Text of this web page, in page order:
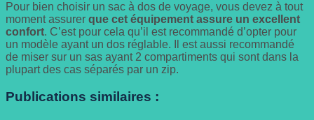
Pour bien choisir un sac à dos de voyage, vous devez à tout
moment assurer que cet équipement assure un excellent
confort. C’est pour cela qu’il est recommandé d’opter pour
un modèle ayant un dos réglable. Il est aussi recommandé
de miser sur un sas ayant 2 compartiments qui sont dans la
plupart des cas séparés par un zip.
Publications similaires :